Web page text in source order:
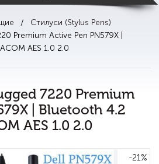
Стилуси (Stylus Pens)
Premium Active Pen PN579X |
AES 1.0 2.0
7220 Premium
| Bluetooth 4.2
AES 1.0 2.0
-21%